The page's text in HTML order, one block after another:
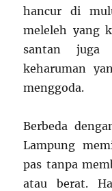
hancur di
meleleh yang
santan juga
keharuman
menggoda.
Berbeda
Lampung
pas tanpa
atau berat.